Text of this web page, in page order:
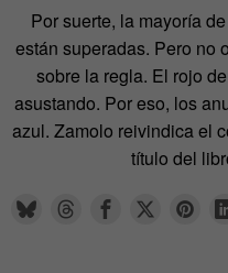
Por suerte, la mayoría
están superadas. Pero no
sobre la regla. El rojo
asustando. Por eso, los
azul. Zamolo reivindica el
título del